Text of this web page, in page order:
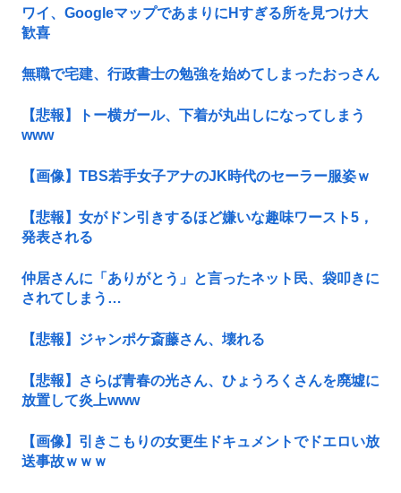
ワイ、GoogleマップであまりにΗすぎる所を見つけ大
歓喜
無職で宅建、行政書士の勉強を始めてしまったおっさん
【悲報】トー横ガール、下着が丸出しになってしまう
www
【画像】TBS若手女子アナのJK時代のセーラー服姿ｗ
【悲報】女がドン引きするほど嫌いな趣味ワースト5，
発表される
仲居さんに「ありがとう」と言ったネット民、袋叩きに
されてしまう…
【悲報】ジャンポケ斎藤さん、壊れる
【悲報】さらば青春の光さん、ひょうろくさんを廃墟に
放置して炎上www
【画像】引きこもりの女更生ドキュメントでドエロい放
送事故ｗｗｗ